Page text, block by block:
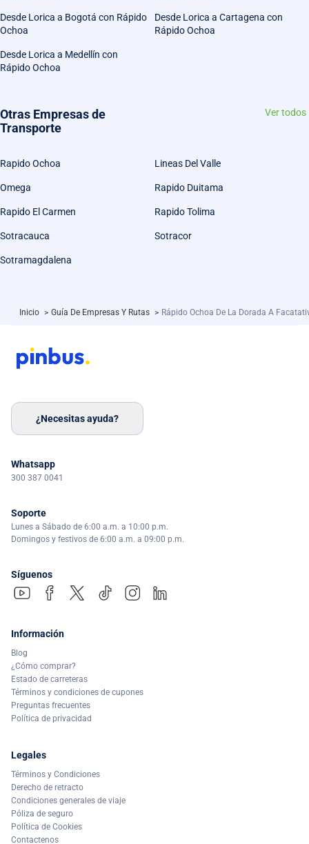
Desde Lorica a Bogotá con Rápido
Ochoa
Desde Lorica a Cartagena con
Rápido Ochoa
Desde Lorica a Medellín con
Rápido Ochoa
Otras Empresas de
Transporte
Ver todos
Rapido Ochoa Lineas Del Valle
Omega Rapido Duitama
Rapido El Carmen Rapido Tolima
Sotracauca Sotracor
Sotramagdalena
Inicio > Guía De Empresas Y Rutas > Rápido Ochoa De La Dorada A
¿Necesitas ayuda?
Whatsapp
300 387 0041
Soporte
Lunes a Sábado de 6:00 a.m. a 10:00 p.m.
Domingos y festivos de 6:00 a.m. a 09:00 p.m.
Síguenos
Información
Blog
¿Cómo comprar?
Estado de carreteras
Términos y condiciones de cupones
Preguntas frecuentes
Política de privacidad
Legales
Términos y Condiciones
Derecho de retracto
Condiciones generales de viaje
Póliza de seguro
Política de Cookies
Contactenos